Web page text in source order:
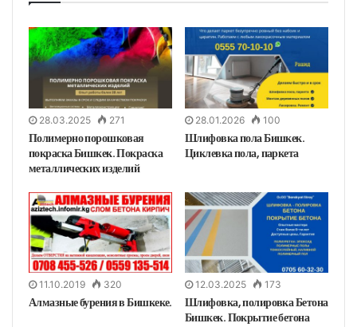
28.03.2025 271
Полимерно порошковая
покраска Бишкек. Покраска
металлических изделий
28.01.2026 100
Шлифовка пола Бишкек.
Циклевка пола, паркета
11.10.2019 320
Алмазные бурения в Бишкеке.
12.03.2025 173
Шлифовка, полировка Бетона
Бишкек. Покрытие бетона